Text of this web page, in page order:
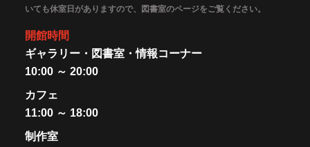
いても休室日がありますので、図書室のページをご覧ください。
開館時間
ギャラリー・図書室・情報コーナー
10:00 ～ 20:00
カフェ
11:00 ～ 18:00
制作室